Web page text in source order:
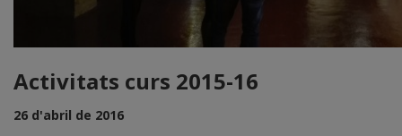
Activitats curs 2015-16
26 d'abril de 2016